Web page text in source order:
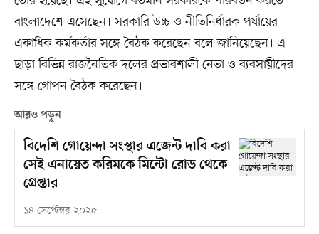
বাংলাদেশে এসেছেন। সরকারি উচ্চ ও নীতিনির্ধারক পর্যায়ের
একাধিক কর্মকর্তার সঙ্গে বৈঠক করেছেন বলে জানিয়েছেন। এ
ছাড়া বিভিন্ন রাজনৈতিক দলের প্রভাবশালী নেতা ও ব্যবসায়ীদের
সঙ্গে গোপন বৈঠক করেছেন।
আরও পড়ুন
বিদেশি গোয়েন্দা সংস্থার এজেন্ট দাবি করা
সেই এনায়েত করিমকে মিন্টো রোড থেকে
গ্রেপ্তার
১৪ সেপ্টেম্বর ২০২৫